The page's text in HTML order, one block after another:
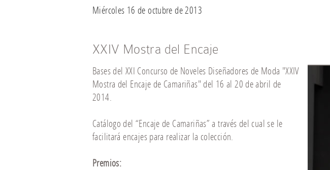
Miércoles 16 de octubre de 2013
XXIV Mostra del Encaje
Bases del XXI Concurso de Noveles Diseñadores de Moda "XXIV
Mostra del Encaje de Camariñas" del 16 al 20 de abril de
2014.
Catálogo del “Encaje de Camariñas” a través del cual se le
facilitará encajes para realizar la colección.
Premios: